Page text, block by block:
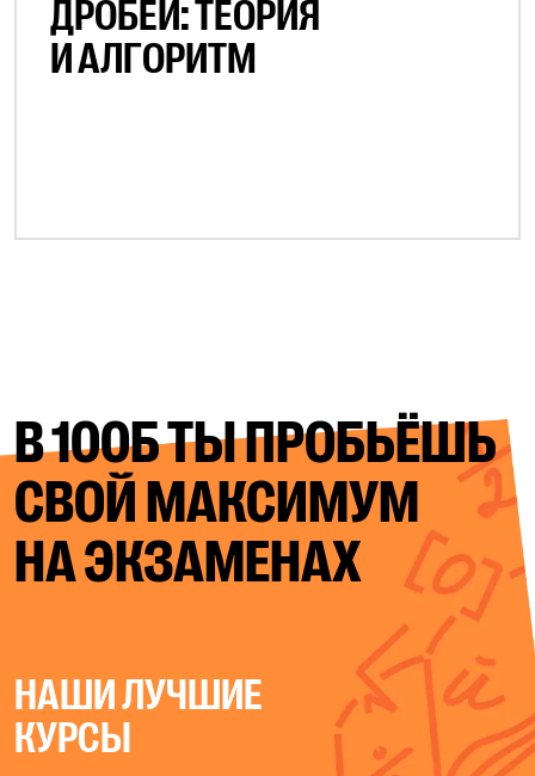
ДРОБЕЙ: ТЕОРИЯ
И АЛГОРИТМ
В 100Б ТЫ ПРОБЬЁШЬ
СВОЙМАКСИМУМ
НА ЭКЗАМЕНАХ
НАШИ ЛУЧШИЕ
КУРСЫ